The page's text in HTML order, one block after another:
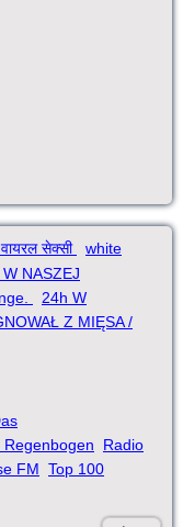
सेक्सी
white
NASZEJ
24h W
Z MIĘSA /
Regenbogen
Radio
FM Top 100